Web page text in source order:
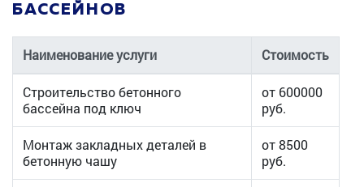
БАССЕЙНОВ
Наименование услуги Стоимость
Строительство бетонного
бассейна под ключ
от 600000
руб.
Монтаж закладных деталей в
бетонную чашу
от 8500
руб.